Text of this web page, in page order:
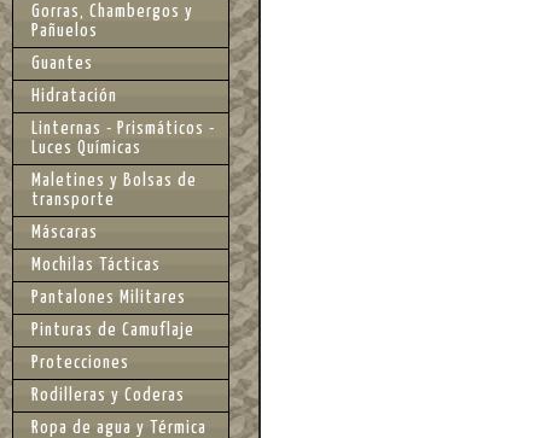
Gorras, Chambergos y
Pañuelos
Guantes
Hidratación
Linternas - Prismáticos -
Luces Químicas
Maletines y Bolsas de
transporte
Máscaras
Mochilas Tácticas
Pantalones Militares
Pinturas de Camuflaje
Protecciones
Rodilleras y Coderas
Ropa de agua y Térmica